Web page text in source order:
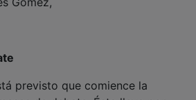
de debate. Ésta lleva por